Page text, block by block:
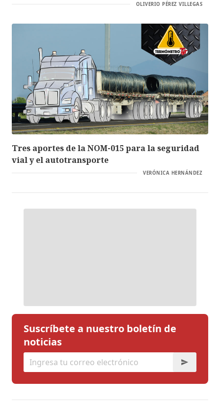
OLIVERIO PÉREZ VILLEGAS
Tres aportes de la NOM-015 para la seguridad
vial y el autotransporte
VERÓNICA HERNÁNDEZ
Suscríbete a nuestro boletín de
noticias